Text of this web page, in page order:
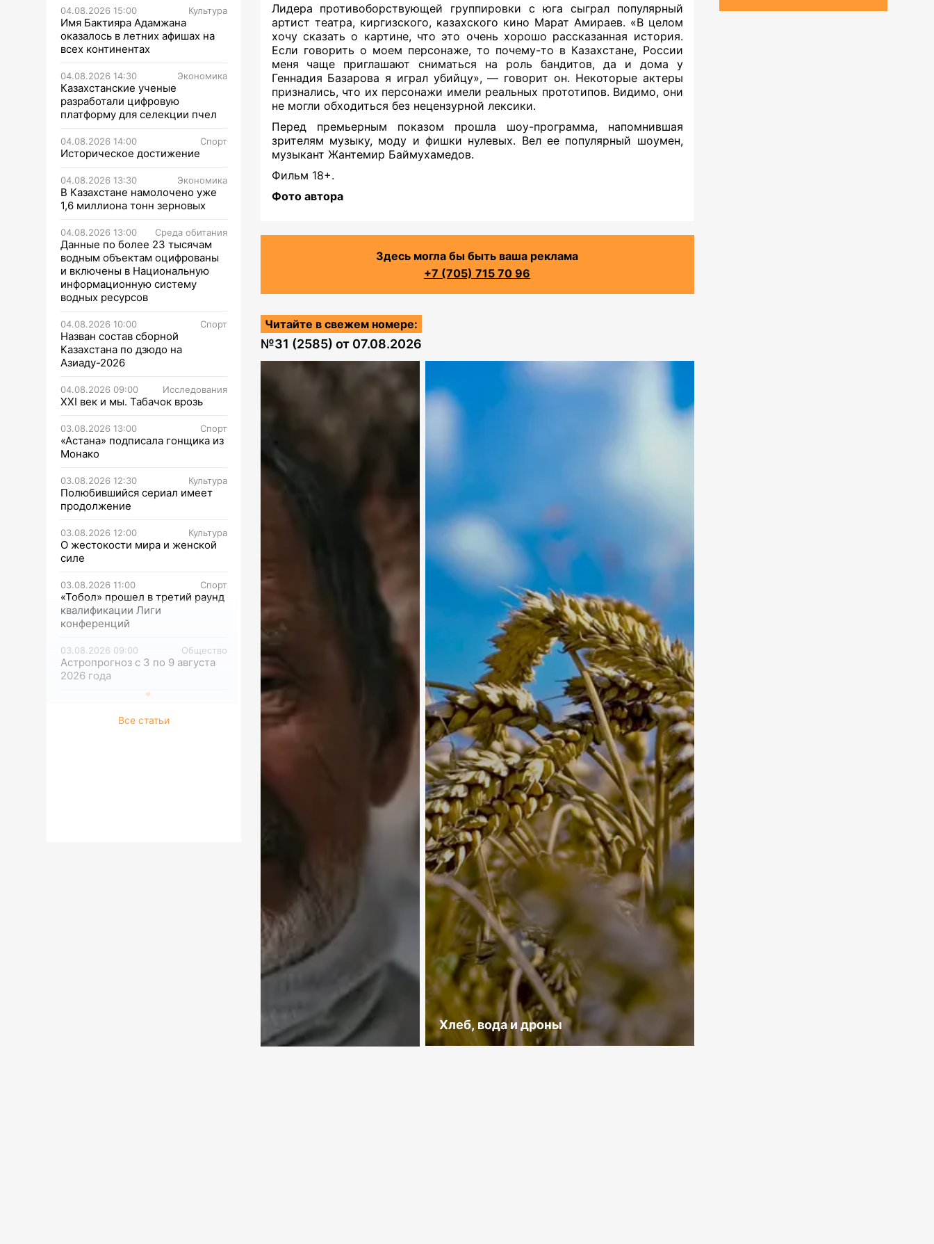
04.08.2026 15:00 Культура
Имя Бактияра Адамжана
оказалось в летних афишах на
всех континентах
04.08.2026 14:30 Экономика
Казахстанские ученые
разработали цифровую
платформу для селекции пчел
04.08.2026 14:00 Спорт
Историческое достижение
04.08.2026 13:30 Экономика
В Казахстане намолочено уже
1,6 миллиона тонн зерновых
04.08.2026 13:00 Среда обитания
Данные по более 23 тысячам
водным объектам оцифрованы
и включены в Национальную
информационную систему
водных ресурсов
04.08.2026 10:00 Спорт
Назван состав сборной
Казахстана по дзюдо на
Азиаду-2026
04.08.2026 09:00 Исследования
XXI век и мы. Табачок врозь
03.08.2026 13:00 Спорт
«Астана» подписала гонщика из
Монако
03.08.2026 12:30 Культура
Полюбившийся сериал имеет
продолжение
03.08.2026 12:00 Культура
О жестокости мира и женской
силе
03.08.2026 11:00 Спорт
«Тобол» прошел в третий раунд
квалификации Лиги
конференций
03.08.2026 09:00 Общество
Астропрогноз с 3 по 9 августа
2026 года
Все статьи
Лидера противоборствующей группировки с юга сыграл популярный
артист театра, киргизского, казахского кино Марат Амираев. «В целом
хочу сказать о картине, что это очень хорошо рассказанная история.
Если говорить о моем персонаже, то почему-то в Казахстане, России
меня чаще приглашают сниматься на роль бандитов, да и дома у
Геннадия Базарова я играл убийцу», — говорит он. Некоторые актеры
признались, что их персонажи имели реальных прототипов. Видимо, они
не могли обходиться без нецензурной лексики.
Перед премьерным показом прошла шоу-программа, напомнившая
зрителям музыку, моду и фишки нулевых. Вел ее популярный шоумен,
музыкант Жантемир Баймухамедов.
Фильм 18+.
Фото автора
Здесь могла бы быть ваша реклама
+7 (705) 715 70 96
Читайте в свежем номере:
№31 (2585) от 07.08.2026
Хлеб, вода и дроны